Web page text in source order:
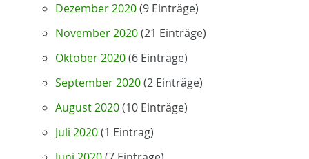
Dezember 2020(9 Einträge)
November 2020(21 Einträge)
Oktober 2020(6 Einträge)
September 2020(2 Einträge)
August 2020(10 Einträge)
Juli 2020(1 Eintrag)